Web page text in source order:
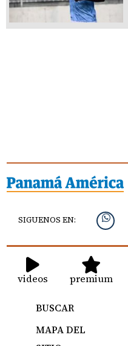
SIGUENOS EN:
videos premium
BUSCAR
MAPA DEL